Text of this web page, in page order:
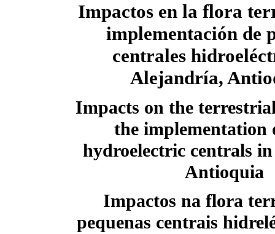
Impactos en la flora
implementación de
centrales
Alejandría,
Impacts on the
the implementation
hydroelectric centrals
Antioquia
Impactos na flora
pequenas centrais